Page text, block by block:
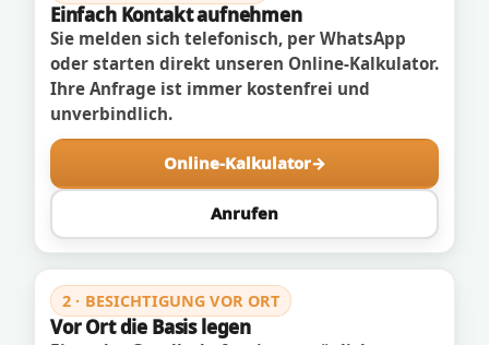
Einfach Kontakt aufnehmen
Sie melden sich telefonisch, per WhatsApp
oder starten direkt unseren Online-Kalkulator.
Ihre Anfrage ist immer kostenfrei und
unverbindlich.
Online-Kalkulator
Anrufen
2 · BESICHTIGUNG VOR ORT
Vor Ort die Basis legen